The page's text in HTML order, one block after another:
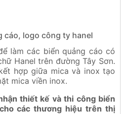
cáo, logo công ty hanel
làm các biển quảng cáo có
Hanel trên đường Tây Sơn.
hợp giữa mica và inox tạo
mica viền inox.
thiết kế và thi công biển
các thương hiệu trên thị